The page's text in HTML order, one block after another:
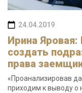
24.04.2019
Ирина
создать
права
«Проанализировав
приходим к выводу о